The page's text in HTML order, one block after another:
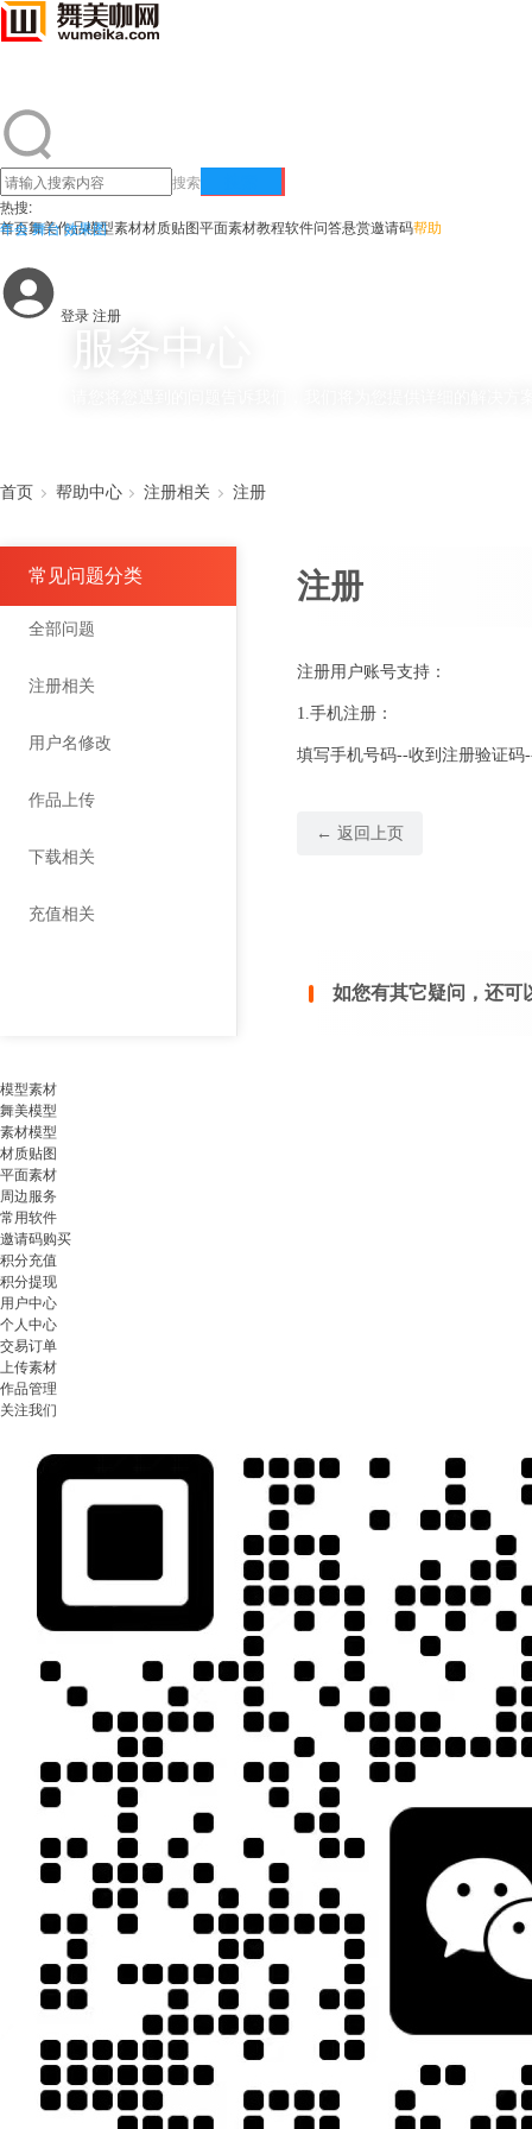
搜索
热搜:
年会舞台效果图
登录注册
首页舞美作品模型素材材质贴图平面素材教程软件问答悬赏邀请码帮助
服务中心
首页 帮助中心 注册相关 注册
常见问题分类
全部问题
注册相关
用户名修改
作品上传
下载相关
充值相关
注册
注册用户账号支持：
1.手机注册：
填写手机号码--收到注册验证
← 返回上页
如您有其它疑问，还可
模型素材
舞美模型
素材模型
材质贴图
平面素材
周边服务
常用软件
邀请码购买
积分充值
积分提现
用户中心
个人中心
交易订单
上传素材
作品管理
关注我们